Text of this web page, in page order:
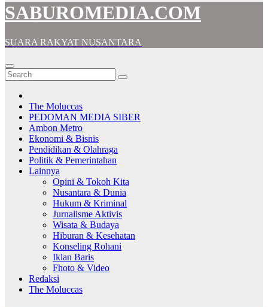
SABUROMEDIA.COM
SUARA RAKYAT NUSANTARA
The Moluccas
PEDOMAN MEDIA SIBER
Ambon Metro
Ekonomi & Bisnis
Pendidikan & Olahraga
Politik & Pemerintahan
Lainnya
Opini & Tokoh Kita
Nusantara & Dunia
Hukum & Kriminal
Jurnalisme Aktivis
Wisata & Budaya
Hiburan & Kesehatan
Konseling Rohani
Iklan Baris
Fhoto & Video
Redaksi
The Moluccas